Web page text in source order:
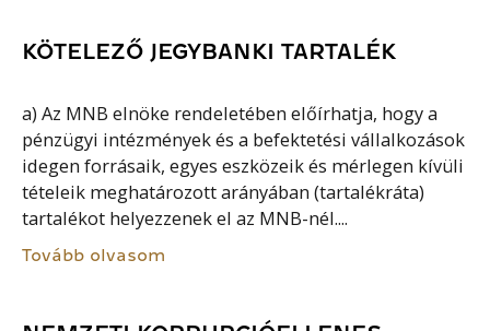
KÖTELEZŐ JEGYBANKI TARTALÉK
a) Az MNB elnöke rendeletében előírhatja, hogy a
pénzügyi intézmények és a befektetési vállalkozások
idegen forrásaik, egyes eszközeik és mérlegen kívüli
tételeik meghatározott arányában (tartalékráta)
tartalékot helyezzenek el az MNB-nél....
Tovább olvasom